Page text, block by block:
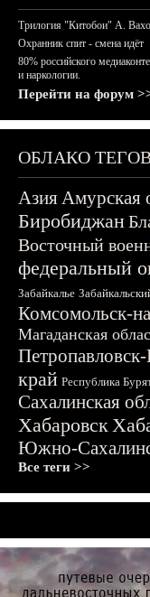
Трилогия "Китобои" А.
Охранник спит - смена идёт
80% российского
и наркологии.
Перейти на форум
ОБЛАКО
АзияАмурская
Биробиджан
Восточный
федеральный
Забайкалье
Комсомольск-
Магаданская
край Республика
Сахалинская
Хабаровск
Южно-
Все теги >>